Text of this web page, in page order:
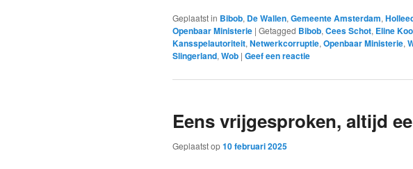
Geplaatst in Bibob, De Wallen, Gemeente Amsterdam,
Openbaar Ministerie | Getagged Bibob, Cees Schot, Eline
Kansspelautoriteit, Netwerkcorruptie, Openbaar Ministerie,
Slingerland, Wob | Geef een reactie
Eens vrijgesproken, altijd
Geplaatst op10 februari 2025